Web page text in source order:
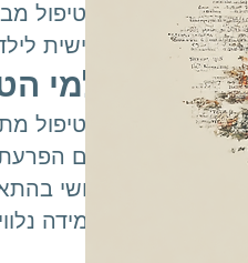
הטיפול
אישית
למי
הטיפול
קושי
למידה